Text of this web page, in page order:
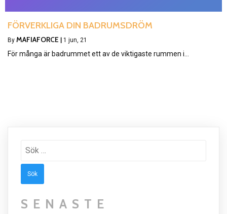
FÖRVERKLIGA DIN BADRUMSDRÖM
By MAFIAFORCE | 1 jun, 21
För många är badrummet ett av de viktigaste rummen i…
Sök
SENASTE